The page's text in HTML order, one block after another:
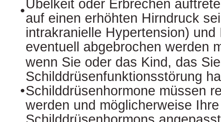
•Übelkeit oder Erbrechen
auf einen erhöhten Hirndruck
intrakranielle Hypertension) und
eventuell abgebrochen werden
•
wenn Sie oder das Kind, das
Schilddrüsenfunktionsstörung
Schilddrüsenhormone müssen
werden und möglicherweise